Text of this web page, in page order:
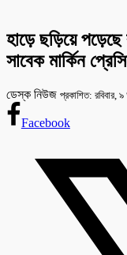
হাড়ে ছড়িয়ে পড়েছে
সাবেক মার্কিন
ডেস্ক নিউজ প্রকাশিত: রবিবার,
Facebook